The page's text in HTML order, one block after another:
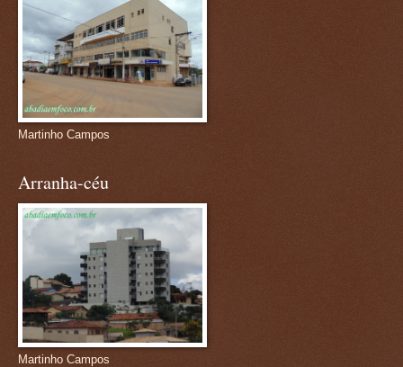
Martinho Campos
Arranha-céu
Martinho Campos